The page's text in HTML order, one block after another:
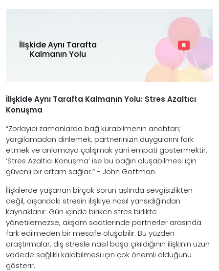
İlişkide Aynı Tarafta
Kalmanın Yolu
İlişkide Aynı Tarafta Kalmanın Yolu: Stres Azaltıcı
Konuşma
“Zorlayıcı zamanlarda bağ kurabilmenin anahtarı;
yargılamadan dinlemek, partnerinizin duygularını fark
etmek ve anlamaya çalışmak yani empati göstermektir.
‘Stres Azaltıcı Konuşma’ ise bu bağın oluşabilmesi için
güvenli bir ortam sağlar.” - John Gottman
İlişkilerde yaşanan birçok sorun aslında sevgisizlikten
değil, dışarıdaki stresin ilişkiye nasıl yansıdığından
kaynaklanır. Gün içinde biriken stres birlikte
yönetilemezse, akşam saatlerinde partnerler arasında
fark edilmeden bir mesafe oluşabilir. Bu yüzden
araştırmalar, dış stresle nasıl başa çıkıldığının ilişkinin uzun
vadede sağlıklı kalabilmesi için çok önemli olduğunu
gösterir.